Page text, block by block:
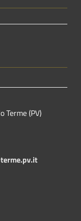
Terme (PV)